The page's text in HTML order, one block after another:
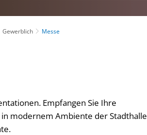
Gewerblich Messe
Empfangen Sie Ihre
modernem Ambiente der Stadthalle